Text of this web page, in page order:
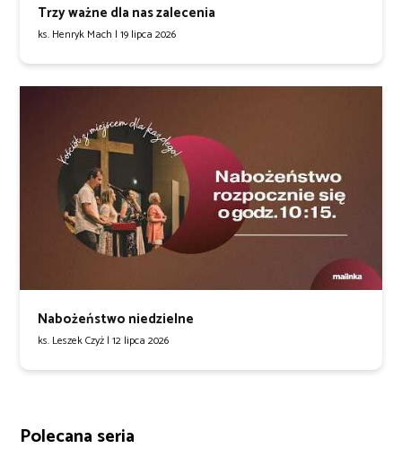
Trzy ważne dla nas zalecenia
ks. Henryk Mach | 19 lipca 2026
Nabożeństwo niedzielne
ks. Leszek Czyż | 12 lipca 2026
Polecana seria